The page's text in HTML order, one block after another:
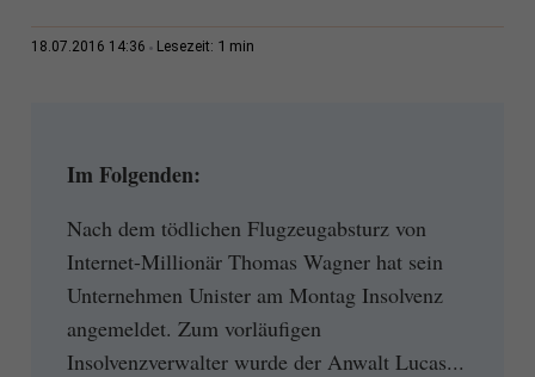
18.07.2016 14:36 Lesezeit: 1 min
Im Folgenden:
Nach dem tödlichen Flugzeugabsturz von
Internet-Millionär Thomas Wagner hat sein
Unternehmen Unister am Montag Insolvenz
angemeldet. Zum vorläufigen
Insolvenzverwalter wurde der Anwalt Lucas...